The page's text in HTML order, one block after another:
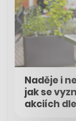
Naděje i
jak se
akciích